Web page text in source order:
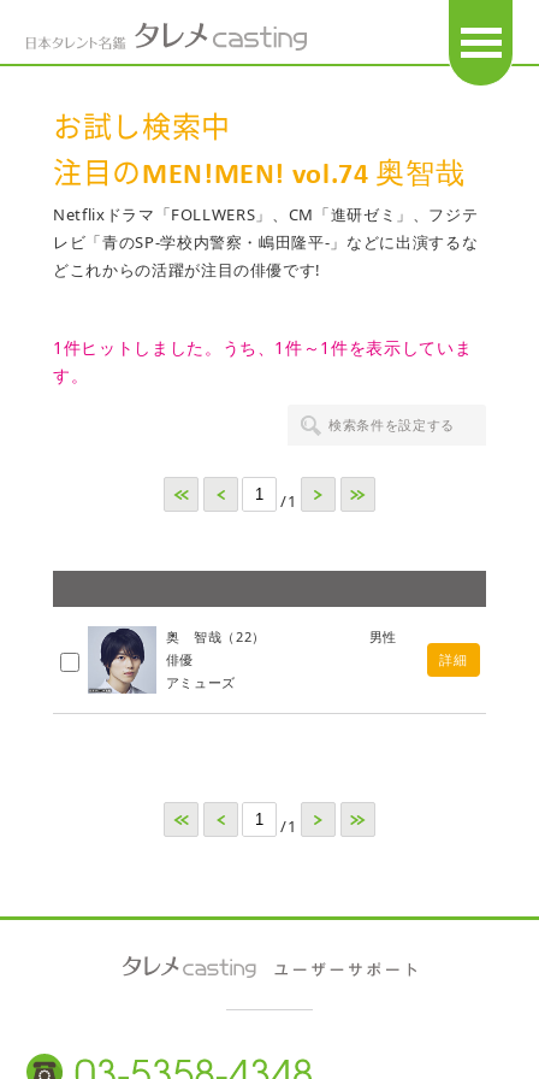
お試し検索中
注目のMEN!MEN! vol.74 奥智哉
Netflixドラマ「FOLLWERS」、CM「進研ゼミ」、フジテ
レビ「青のSP-学校内警察・嶋田隆平-」などに出演するな
どこれからの活躍が注目の俳優です!
1件ヒットしました。うち、1件～1件を表示していま
す。
検索条件を設定する
/1
> >>
奥 智哉 （22）
男性
俳優
アミューズ
詳細
/1
> >>